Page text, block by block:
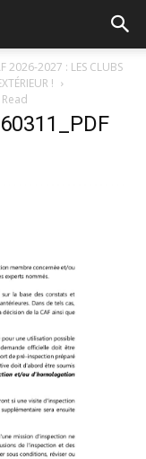
2026-2027 : LES CLUBS
!